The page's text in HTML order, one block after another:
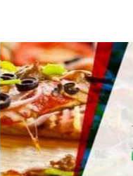
KARA
«Kara Talks» LIVE:
August